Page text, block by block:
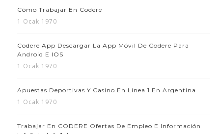
Cómo Trabajar En Codere
1 Ocak 1970
Codere App Descargar La App Móvil De Codere Para
Android E IOS
1 Ocak 1970
Apuestas Deportivas Y Casino En Línea 1 En Argentina
1 Ocak 1970
Trabajar En CODERE Ofertas De Empleo E Información